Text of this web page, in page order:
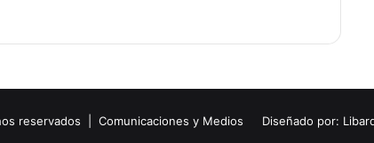
reservados | Comunicaciones y Medios Diseñado por: